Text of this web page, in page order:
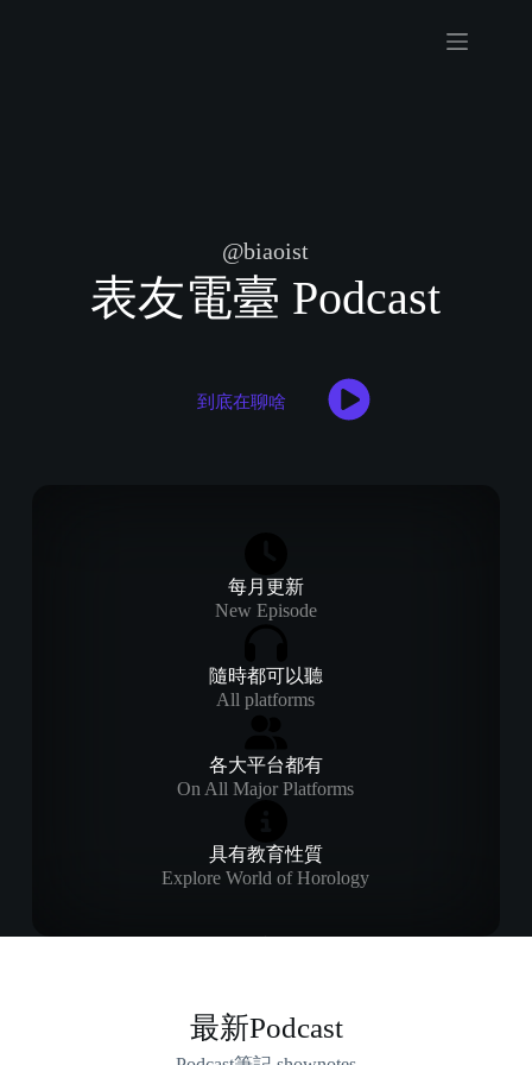
@biaoist
表友電臺 Podcast
到底在聊啥
每月更新
New Episode
隨時都可以聽
All platforms
各大平台都有
On All Major Platforms
具有教育性質
Explore World of Horology
最新Podcast